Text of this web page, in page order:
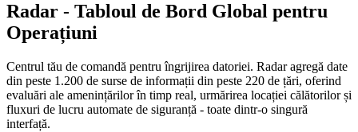
Radar - Tabloul de Bord Global pentru
Operațiuni
Centrul tău de comandă pentru îngrijirea datoriei. Radar agregă date
din peste 1.200 de surse de informații din peste 220 de țări, oferind
evaluări ale amenințărilor în timp real, urmărirea locației călătorilor și
fluxuri de lucru automate de siguranță - toate dintr-o singură
interfață.